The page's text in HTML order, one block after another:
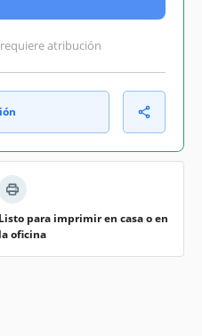
atribución
Listo para imprimir en casa o en
la oficina